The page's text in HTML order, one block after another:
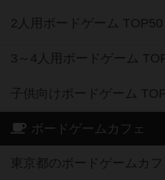
2人用ボードゲーム TOP50
3～4人用ボードゲーム
子供向けボードゲーム
ボードゲームカフェ
東京都のボードゲームカフ